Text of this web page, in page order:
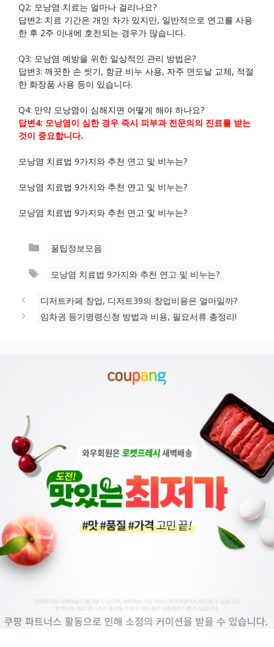
Q2: 모낭염 치료는 얼마나 걸리나요?
답변2: 치료 기간은 개인 차가 있지만, 일반적으로 연고를 사용
한 후 2주 이내에 호전되는 경우가 많습니다.
Q3: 모낭염 예방을 위한 일상적인 관리 방법은?
답변3: 깨끗한 손 씻기, 항균 비누 사용, 자주 면도날 교체, 적절
한 화장품 사용 등이 있습니다.
Q4: 만약 모낭염이 심해지면 어떻게 해야 하나요?
답변4: 모낭염이 심한 경우 즉시 피부과 전문의의 진료를 받는
것이 중요합니다.
모낭염 치료법 9가지와 추천 연고 및 비누는?
모낭염 치료법 9가지와 추천 연고 및 비누는?
모낭염 치료법 9가지와 추천 연고 및 비누는?
카
고
꿀팁정보모음
태
모낭염 치료법 9가지와 추천 연고 및 비누는?
디저트카페 창업, 디저트39의 창업비용은 얼마일까?
임차권 등기명령신청 방법과 비용, 필요서류 총정리!